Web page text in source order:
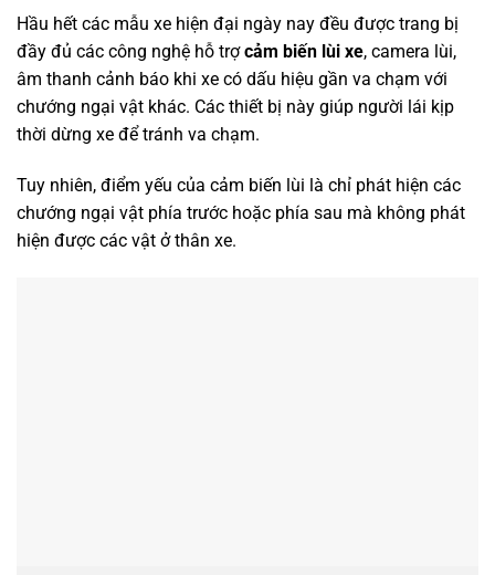
Hầu hết các mẫu xe hiện đại ngày nay đều được trang bị
đầy đủ các công nghệ hỗ trợcảm biến lùi xe, camera lùi,
âm thanh cảnh báo khi xe có dấu hiệu gần va chạm với
chướng ngại vật khác. Các thiết bị này giúp người lái kịp
thời dừng xe để tránh va chạm.
Tuy nhiên, điểm yếu của cảm biến lùi là chỉ phát hiện các
chướng ngại vật phía trước hoặc phía sau mà không phát
hiện được các vật ở thân xe.